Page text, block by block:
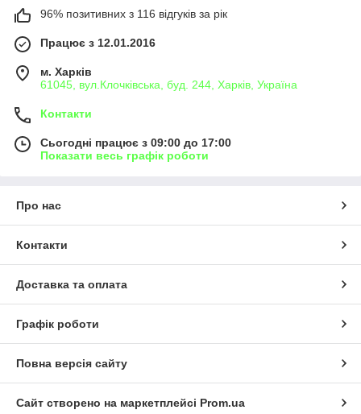
96% позитивних з 116 відгуків за рік
Працює з 12.01.2016
м. Харків
61045, вул.Клочківська, буд. 244, Харків, Україна
Контакти
Сьогодні працює з 09:00 до 17:00
Показати весь графік роботи
Про нас
Контакти
Доставка та оплата
Графік роботи
Повна версія сайту
Сайт створено на маркетплейсі Prom.ua